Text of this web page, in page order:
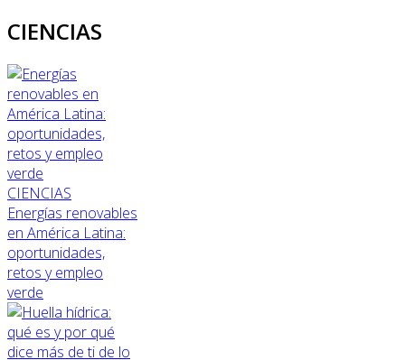
CIENCIAS
CIENCIAS
Energías renovables
en América Latina:
oportunidades,
retos y empleo
verde